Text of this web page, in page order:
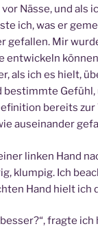
Nässe, und als
ich, was er
gefallen. Mir
entwickeln
als ich es hielt,
bestimmte Gefühl,
bereits zur
auseinander
linken Hand
klumpig. Ich
Hand hielt ich
fragte